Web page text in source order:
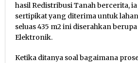
hasil Redistribusi Tanah bercerita,
sertipikat yang diterima untuk
seluas 435 m2 ini diserahkan
Elektronik.
Ketika ditanya soal bagaimana